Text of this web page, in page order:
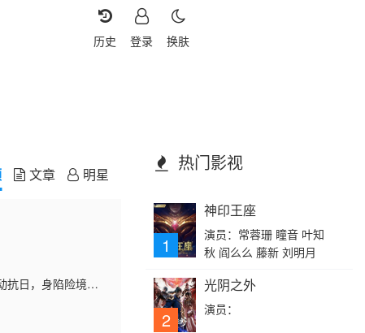
换肤
登录
历史
文章 明星
抗日，身陷险境还
奔走串联，团结
热门影视
1
神印王座
演员：常蓉珊 瞳音 叶知
秋 阎么么 藤新 刘明月
2
光阴之外
演员：